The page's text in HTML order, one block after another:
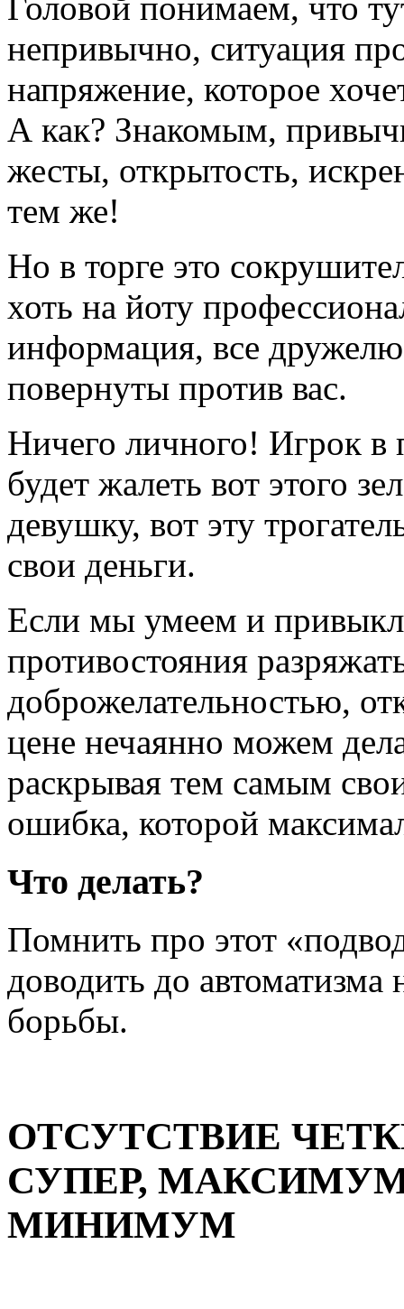
непривычно, ситуация
напряжение, которое
А как? Знакомым,
жесты, открытость,
тем же!
Но в торге это
хоть на йоту
информация, все
повернуты против вас.
Ничего личного! Игрок в
будет жалеть вот этого
девушку, вот эту
свои деньги.
Если мы умеем и
противостояния
доброжелательностью,
цене нечаянно можем
раскрывая тем самым
ошибка, которой
Что делать?
Помнить про этот
доводить до
борьбы.
ОТСУТСТВИЕ
СУПЕР,
МИНИМУМ